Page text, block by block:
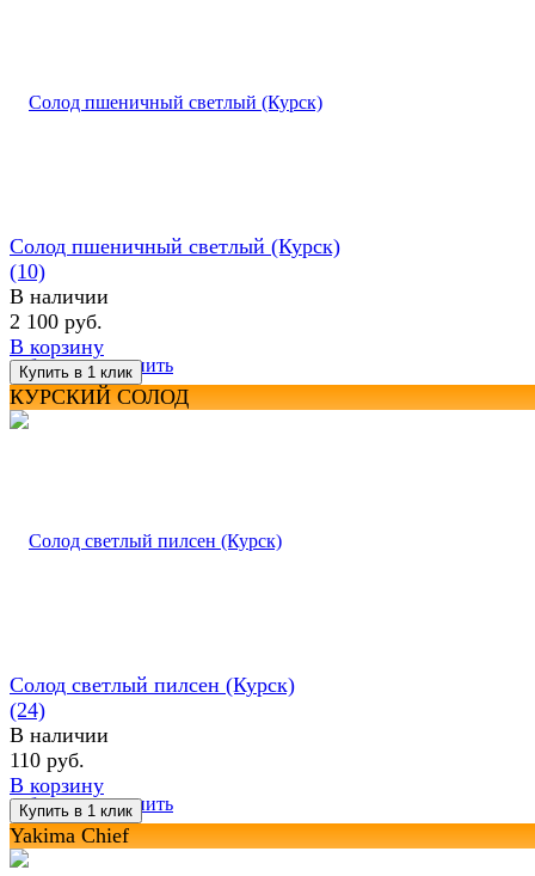
избранное сравнить
Солод пшеничный светлый (Курск)
(10)
В наличии
2 100 руб.
В корзину
КУРСКИЙ СОЛОД
избранное сравнить
Солод светлый пилсен (Курск)
(24)
В наличии
110 руб.
В корзину
Yakima Chief